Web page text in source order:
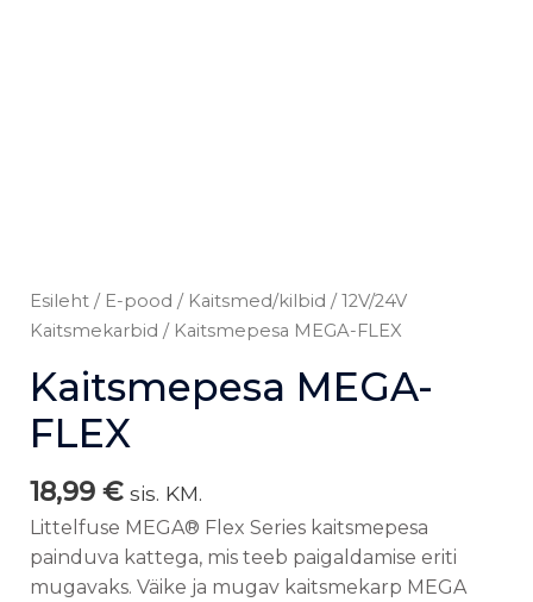
Esileht/ E-pood / Kaitsmed/kilbid / 12V/24V
Kaitsmekarbid / Kaitsmepesa MEGA-FLEX
Kaitsmepesa MEGA-
FLEX
18,99 € sis. KM.
Littelfuse MEGA® Flex Series kaitsmepesa
painduva kattega, mis teeb paigaldamise eriti
mugavaks. Väike ja mugav kaitsmekarp MEGA